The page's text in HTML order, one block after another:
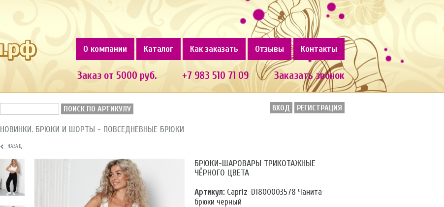
О компании Каталог Как заказать Отзывы Контакты
Заказ от 5000 руб. +7 983 510 71 09 Заказать звонок
ПОИСК ПО АРТИКУЛУ ВХОД РЕГИСТРАЦИЯ
НОВИНКИ. БРЮКИ И ШОРТЫ - ПОВСЕДНЕВНЫЕ БРЮКИ
НАЗАД
БРЮКИ-ШАРОВАРЫ ТРИКОТАЖНЫЕ
ЧЁРНОГО ЦВЕТА
Артикул: Capriz-D1800003578 Чанита-
брюки черный